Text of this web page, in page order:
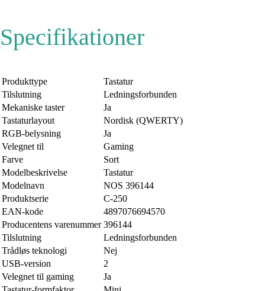
Specifikationer
Produkttype
Tastatur
Tilslutning
Ledningsforbunden
Mekaniske taster
Ja
Tastaturlayout
Nordisk (QWERTY)
RGB-belysning
Ja
Velegnet til
Gaming
Farve
Sort
Modelbeskrivelse
Tastatur
Modelnavn
NOS 396144
Produktserie
C-250
EAN-kode
4897076694570
Producentens varenummer 396144
Tilslutning
Ledningsforbunden
Trådløs teknologi
Nej
USB-version
2
Velegnet til gaming
Ja